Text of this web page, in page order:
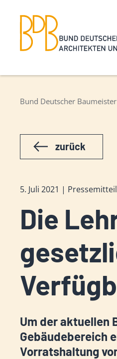
Bund Deutscher Baumeister
zurück
5. Juli 2021 |
Die
Um der aktuellen
Gebäudebereich
Vorratshaltung